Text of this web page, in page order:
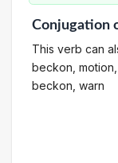
Conjugation
This verb can
beckon,
beckon, warn